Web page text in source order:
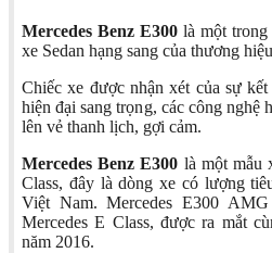
Mercedes Benz E300 là một
xe Sedan hạng sang của thương
Chiếc xe được nhận xét của sự
hiện đại sang trọng, các công nghệ
lên vẻ thanh lịch, gợi cảm.
Mercedes Benz E300 là một mẫu
Class, đây là dòng xe có lượng
Việt Nam. Mercedes E300
Mercedes E Class, được ra mắt
năm 2016.